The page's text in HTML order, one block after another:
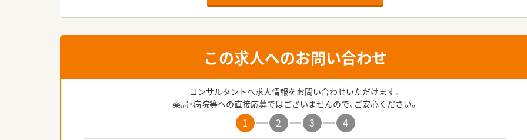
この求人へのお問い合わせ
コンサルタントへ求人情報をお問い合わせいただけます。
薬局・病院等への直接応募ではございませんので、ご安心ください。
1 2 3 4